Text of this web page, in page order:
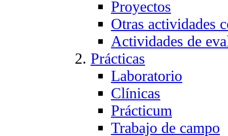
Proyectos
Otras actividades
Actividades de
Prácticas
Laboratorio
Clínicas
Prácticum
Trabajo de campo